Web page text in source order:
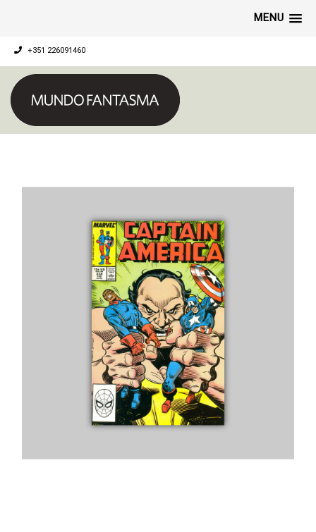
MENU
+351 226091460